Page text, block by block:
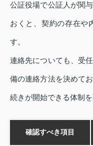
公証役場で公証人が関
おくと、契約の存在や
す。
連絡先についても、受
備の連絡方法を決めて
続きが開始できる体制を
確認すべき項目